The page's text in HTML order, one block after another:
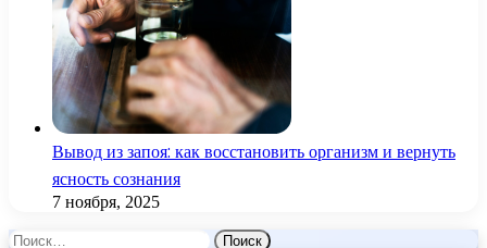
Вывод из запоя: как восстановить организм и вернуть
ясность сознания
7 ноября, 2025
Найти: